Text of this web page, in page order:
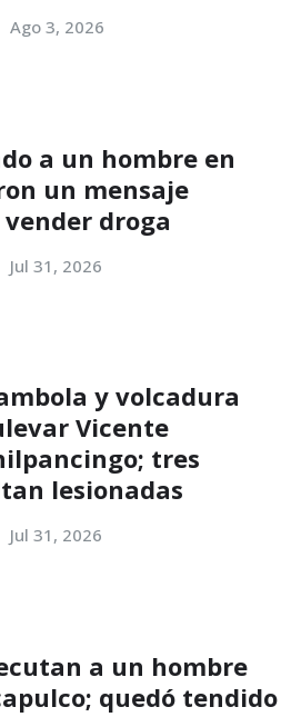
Ago 3, 2026
a un hombre en
un mensaje
droga
Jul 31, 2026
y volcadura
Vicente
tres
lesionadas
Jul 31, 2026
a un hombre
quedó tendido